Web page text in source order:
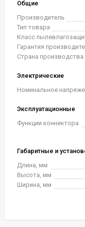
Общие
Производитель
Тип товара
Класс
Гарантия
Страна производства
Электрические
Номинальное
Эксплуатационные
Функции коннектора
Габаритные и
Длина, мм
Высота, мм
Ширина, мм